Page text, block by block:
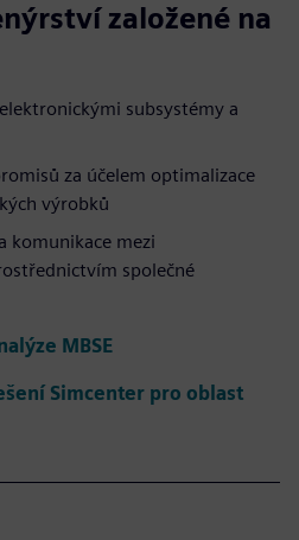
založené na
subsystémy a
za účelem optimalizace
výrobků
komunikace mezi
společné
MBSE
Simcenter pro oblast